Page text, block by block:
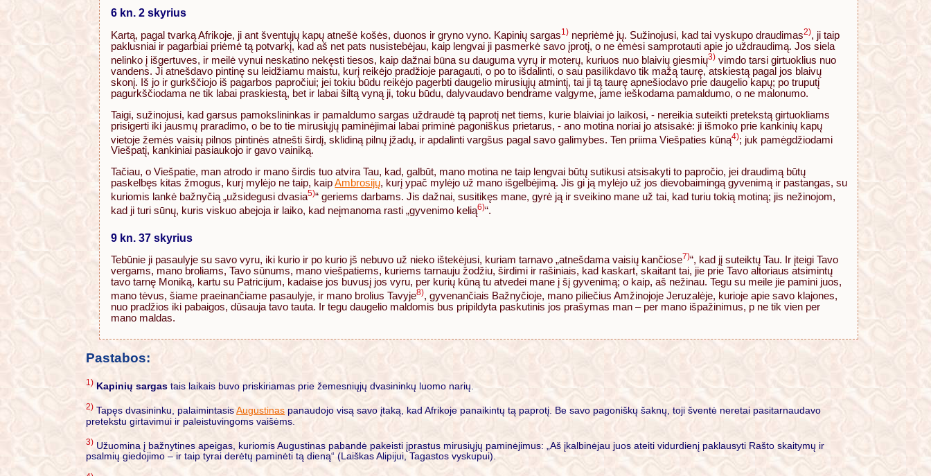
6 kn. 2 skyrius
Kartą, pagal tvarką Afrikoje, ji ant šventųjų kapų atnešė košės, duonos ir gryno vyno. Kapinių sargas1) nepriėmė jų. Sužinojusi, kad tai vyskupo draudimas2), ji taip
paklusniai ir pagarbiai priėmė tą potvarkį, kad aš net pats nusistebėjau, kaip lengvai ji pasmerkė savo įprotį, o ne ėmėsi samprotauti apie jo uždraudimą. Jos siela
nelinko į išgertuves, ir meilė vynui neskatino nekęsti tiesos, kaip dažnai būna su dauguma vyrų ir moterų, kuriuos nuo blaivių giesmių3) vimdo tarsi girtuoklius nuo
vandens. Ji atnešdavo pintinę su leidžiamu maistu, kurį reikėjo pradžioje paragauti, o po to išdalinti, o sau pasilikdavo tik mažą taurę, atskiestą pagal jos blaivų
skonį. Iš jo ir gurkščiojo iš pagarbos papročiui; jei tokiu būdu reikėjo pagerbti daugelio mirusiųjų atmintį, tai ji tą taurę apnešiodavo prie daugelio kapų; po truputį
pagurkščiodama ne tik labai praskiestą, bet ir labai šiltą vyną ji, toku būdu, dalyvaudavo bendrame valgyme, jame ieškodama pamaldumo, o ne malonumo.
Taigi, sužinojusi, kad garsus pamokslininkas ir pamaldumo sargas uždraudė tą paprotį net tiems, kurie blaiviai jo laikosi, - nereikia suteikti pretekstą girtuokliams
prisigerti iki jausmų praradimo, o be to tie mirusiųjų paminėjimai labai priminė pagoniškus prietarus, - ano motina noriai jo atsisakė: ji išmoko prie kankinių kapų
vietoje žemės vaisių pilnos pintinės atnešti širdį, sklidiną pilnų įžadų, ir apdalinti vargšus pagal savo galimybes. Ten priima Viešpaties kūną4); juk pamėgdžiodami
Viešpatį, kankiniai pasiaukojo ir gavo vainiką.
Tačiau, o Viešpatie, man atrodo ir mano širdis tuo atvira Tau, kad, galbūt, mano motina ne taip lengvai būtų sutikusi atsisakyti to papročio, jei draudimą būtų
paskelbęs kitas žmogus, kurį mylėjo ne taip, kaipAmbrosijų, kurį ypač mylėjo už mano išgelbėjimą. Jis gi ją mylėjo už jos dievobaimingą gyvenimą ir pastangas, su
kuriomis lankė bažnyčią „užsidegusi dvasia5)“ geriems darbams. Jis dažnai, susitikęs mane, gyrė ją ir sveikino mane už tai, kad turiu tokią motiną; jis nežinojom,
kad ji turi sūnų, kuris viskuo abejoja ir laiko, kad neįmanoma rasti „gyvenimo kelią6)“.
9 kn. 37 skyrius
Tebūnie ji pasaulyje su savo vyru, iki kurio ir po kurio jš nebuvo už nieko ištekėjusi, kuriam tarnavo „atnešdama vaisių kančiose7)“, kad jį suteiktų Tau. Ir įteigi Tavo
vergams, mano broliams, Tavo sūnums, mano viešpatiems, kuriems tarnauju žodžiu, širdimi ir rašiniais, kad kaskart, skaitant tai, jie prie Tavo altoriaus atsimintų
tavo tarnę Moniką, kartu su Patricijum, kadaise jos buvusį jos vyru, per kurių kūną tu atvedei mane į šį gyvenimą; o kaip, aš nežinau. Tegu su meile jie pamini juos,
mano tėvus, šiame praeinančiame pasaulyje, ir mano brolius Tavyje8), gyvenančiais Bažnyčioje, mano piliečius Amžinojoje Jeruzalėje, kurioje apie savo klajones,
nuo pradžios iki pabaigos, dūsauja tavo tauta. Ir tegu daugelio maldomis bus pripildyta paskutinis jos prašymas man – per mano išpažinimus, p ne tik vien per
mano maldas.
Pastabos:
1) Kapinių sargas tais laikais buvo priskiriamas prie žemesniųjų dvasininkų luomo narių.
2) Tapęs dvasininku, palaimintasisAugustinas panaudojo visą savo įtaką, kad Afrikoje panaikintų tą paprotį. Be savo pagoniškų šaknų, toji šventė neretai pasitarnaudavo
pretekstu girtavimui ir paleistuvingoms vaišėms.
3) Užuomina į bažnytines apeigas, kuriomis Augustinas pabandė pakeisti įprastus mirusiųjų paminėjimus: „Aš įkalbinėjau juos ateiti vidurdienį paklausyti Rašto skaitymų ir
psalmių giedojimo – ir taip tyrai derėtų paminėti tą dieną“ (Laiškas Alipijui, Tagastos vyskupui).